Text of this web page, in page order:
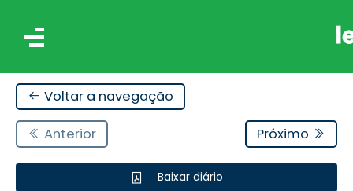
Voltar a navegação
Anterior Próximo
Baixar diário